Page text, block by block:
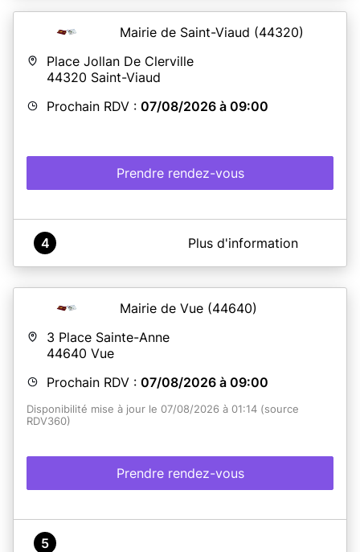
Mairie de Saint-Viaud (44320)
Place Jollan De Clerville
44320 Saint-Viaud
Prochain RDV : 07/08/2026 à 09:00
Prendre rendez-vous
A propos de Mairie de Saint-Viaud
vous proposer un rendez-vous plus tôt.
De nouveaux créneaux sont ouverts régulièrement,
nous vous invitons donc à vous reconnecter
régulièrement.
Tout dossier incomplet entraînera un nouveau rendez-
décembre 2013 sont prolongées automatiquement de 5
ans (sauf pour les mineurs).
1 - Prendre votre rendez-vous en ligne
(https://www.saint-viaud.fr/)
2 - Assurez-vous d'avoir un dossier complet lors de votre
www.service-public.fr, privilégiez la pré-demande en
ligne sur le site ANTS).
4 Plus d'information
Mairie de Vue (44640)
3 Place Sainte-Anne
44640 Vue
Prochain RDV : 07/08/2026 à 09:00
Disponibilité mise à jour le 07/08/2026 à 01:14 (source
RDV360)
Prendre rendez-vous
5